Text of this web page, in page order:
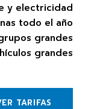
y electricidad
todo el año
grandes
grandes
TARIFAS